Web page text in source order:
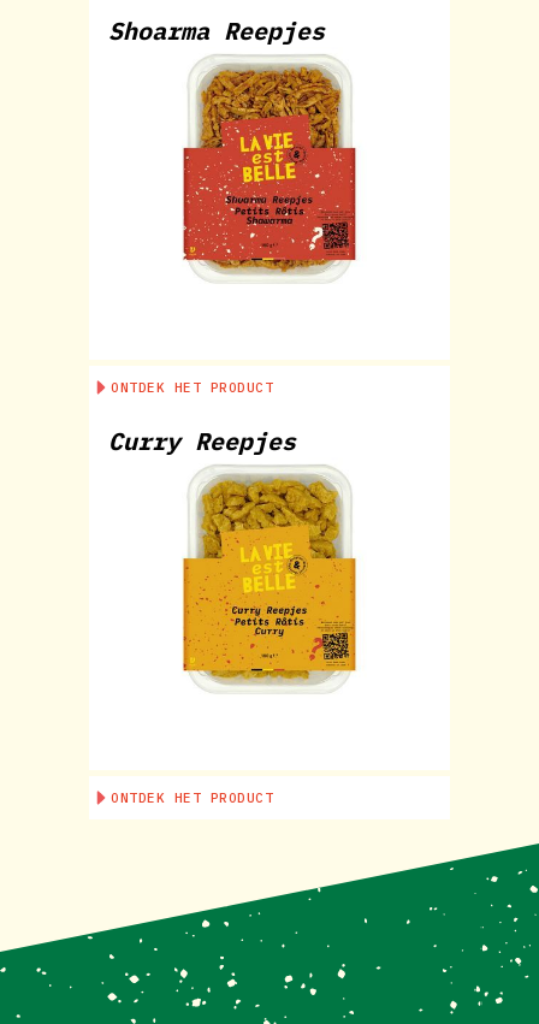
Shoarma Reepjes
ONTDEK HET PRODUCT
Curry Reepjes
ONTDEK HET PRODUCT